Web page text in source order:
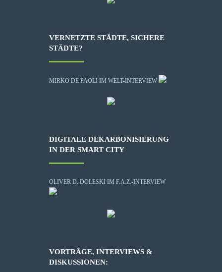
VERNETZTE STÄDTE, SICHERE
STÄDTE?
MIRKO DE PAOLI IM WELT-INTERVIEW
DIGITALE DEKARBONISIERUNG
IN DER SMART CITY
OLIVER D. DOLESKI IM F.A.Z.-INTERVIEW
VORTRÄGE, INTERVIEWS &
DISKUSSIONEN: